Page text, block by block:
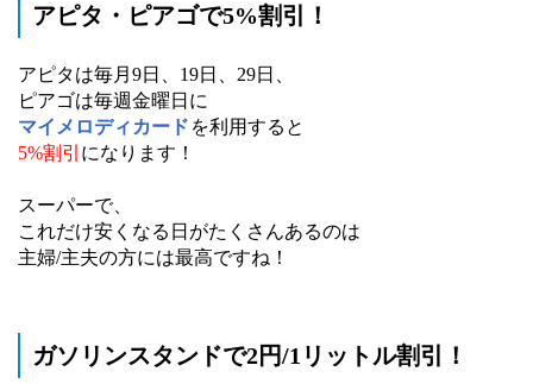
アピタ・ピアゴで5%割引！
アピタは毎月9日、19日、29日、
ピアゴは毎週金曜日に
マイメロディカード を利用すると
5%割引 になります！
スーパーで、
これだけ安くなる日がたくさんあるのは
主婦/主夫の方には最高ですね！
ガソリンスタンドで2円/1リットル割引！